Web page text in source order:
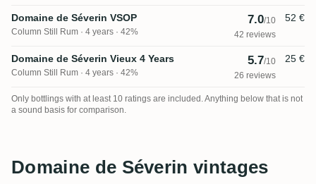
Domaine de Séverin VSOP
Column Still Rum 4 years · 42%
7.0/10
42 reviews
52 €
Domaine de Séverin Vieux 4 Years
Column Still Rum 4 years · 42%
5.7/10
26 reviews
25 €
Only bottlings with at least 10 ratings are included. Anything below that is not
a sound basis for comparison.
Domaine de Séverin vintages